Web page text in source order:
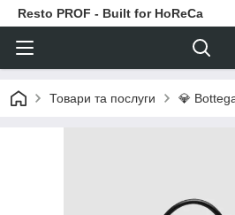
Resto PROF - Built for HoReCa
Товари та послуги 💎